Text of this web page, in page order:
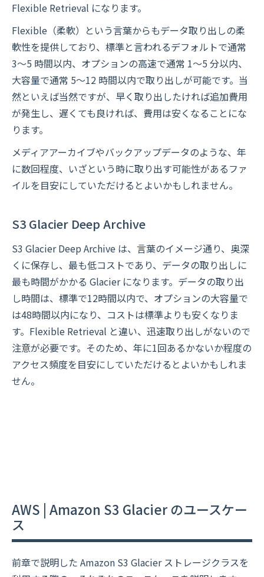
Flexible Retrieval になります。
Flexible（柔軟）という言葉からもデータ取り出しの柔
軟性を提供しており、標準と言われるデフォルトで通常
3〜5 時間以内、オプションの高速で通常 1〜5 分以内、
大容量で通常 5～12 時間以内で取り出しが可能です。当
然といえば当然ですが、早く取り出したければ追加費用
が発生し、遅くても良ければ、費用は安くなることにな
ります。
メディアアーカイブやバックアップデータのような、年
に数回程度、いざという時に取り出す可能性があるファ
イルを目安にしていただけるとよいかもしれません。
S3 Glacier Deep Archive
S3 Glacier Deep Archive は、言葉のイメージ通り、奥深
くに保存し、最も低コストであり、データの取り出しに
最も時間がかかる Glacier になります。データの取り出
し時間は、標準で12時間以内で、オプションの大容量で
は48時間以内になり、コストは標準よりも安くなりま
す。Flexible Retrieval と違い、迅速取り出しがないので
注意が必要です。そのため、年に1回あるかないか程度の
アクセス頻度を目安にしていただけるとよいかもしれま
せん。
AWS | Amazon S3 Glacier のユースケー
ス
前章で説明した Amazon S3 Glacier ストレージクラスを